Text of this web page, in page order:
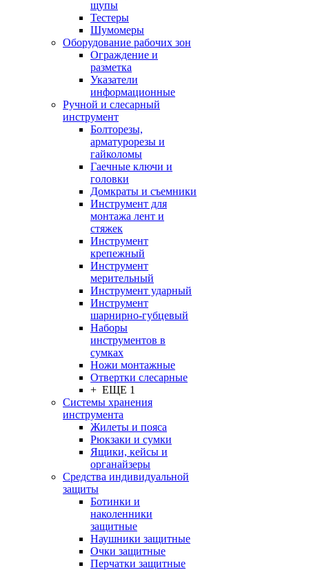
щупы
Тестеры
Шумомеры
Оборудование рабочих зон
Ограждение и
разметка
Указатели
информационные
Ручной и слесарный
инструмент
Болторезы,
арматурорезы и
гайколомы
Гаечные ключи и
головки
Домкраты и съемники
Инструмент для
монтажа лент и
стяжек
Инструмент
крепежный
Инструмент
мерительный
Инструмент ударный
Инструмент
шарнирно-губцевый
Наборы
инструментов в
сумках
Ножи монтажные
Отвертки слесарные
+ ЕЩЕ 1
Системы хранения
инструмента
Жилеты и пояса
Рюкзаки и сумки
Ящики, кейсы и
органайзеры
Средства индивидуальной
защиты
Ботинки и
наколенники
защитные
Наушники защитные
Очки защитные
Перчатки защитные